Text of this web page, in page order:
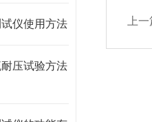
仪使用方法
耐压试验方法
上